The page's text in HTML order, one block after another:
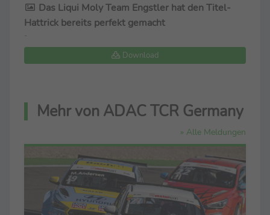
Das Liqui Moly Team Engstler hat den Titel-
Hattrick bereits perfekt gemacht
-
Download
Mehr von ADAC TCR Germany
» Alle Meldungen